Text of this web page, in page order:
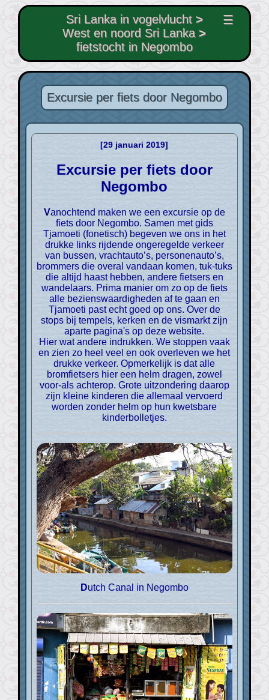
Sri Lanka in vogelvlucht>
West en noord Sri Lanka >
fietstocht in Negombo
☰
Excursie per fiets door Negombo
[29 januari 2019]
Excursie per fiets door
Negombo
Vanochtend maken we een excursie op de
fiets door Negombo. Samen met gids
Tjamoeti (fonetisch) begeven we ons in het
drukke links rijdende ongeregelde verkeer
van bussen, vrachtauto’s, personenauto’s,
brommers die overal vandaan komen, tuk-tuks
die altijd haast hebben, andere fietsers en
wandelaars. Prima manier om zo op de fiets
alle bezienswaardigheden af te gaan en
Tjamoeti past echt goed op ons. Over de
stops bij tempels, kerken en de vismarkt zijn
aparte pagina's op deze website.
Hier wat andere indrukken. We stoppen vaak
en zien zo heel veel en ook overleven we het
drukke verkeer. Opmerkelijk is dat alle
bromfietsers hier een helm dragen, zowel
voor-als achterop. Grote uitzondering daarop
zijn kleine kinderen die allemaal vervoerd
worden zonder helm op hun kwetsbare
kinderbolletjes.
Dutch Canal in Negombo